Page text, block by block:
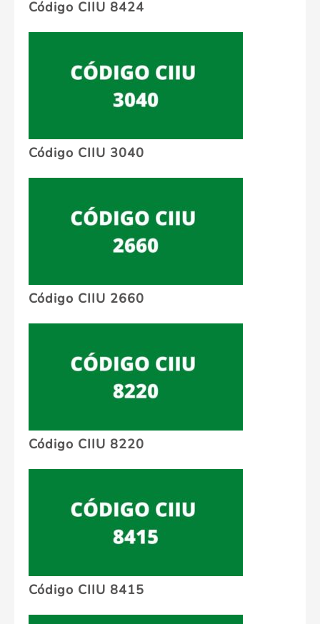
Código CIIU 8424
Código CIIU 3040
Código CIIU 2660
Código CIIU 8220
Código CIIU 8415